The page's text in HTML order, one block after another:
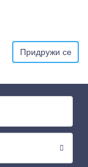
Придружи се